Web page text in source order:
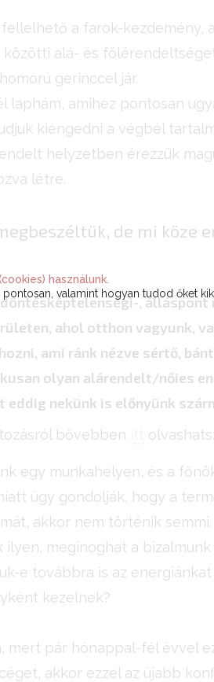
a farok-kezdemény,
alá- és
gerinccel jár.
laphám, amihez pontosan
kiengedni a végbél
helyzetben érezzük
létre.
de mi köze
,
ahol otthon vagyunk,
ami ránk nézve sértő,
olyan alárendelt/nőies
nekünk is előnyünk
bővebben
egy munkahelyen, és a
úgy gondolják, hogy a
akkor nem történik semmi.
meginoghat a
e továbbra is az
kezelnek?
mert pár hónappal-fél évvel
akkor ezzel az újabb
használunk.
valamint hogyan tudod őket